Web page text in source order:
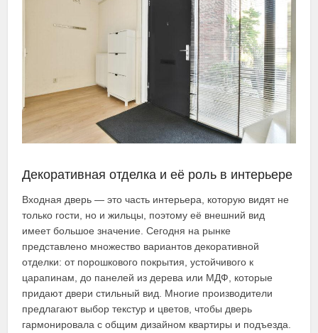
Декоративная отделка и её роль в интерьере
Входная дверь — это часть интерьера, которую видят не
только гости, но и жильцы, поэтому её внешний вид
имеет большое значение. Сегодня на рынке
представлено множество вариантов декоративной
отделки: от порошкового покрытия, устойчивого к
царапинам, до панелей из дерева или МДФ, которые
придают двери стильный вид. Многие производители
предлагают выбор текстур и цветов, чтобы дверь
гармонировала с общим дизайном квартиры и подъезда.